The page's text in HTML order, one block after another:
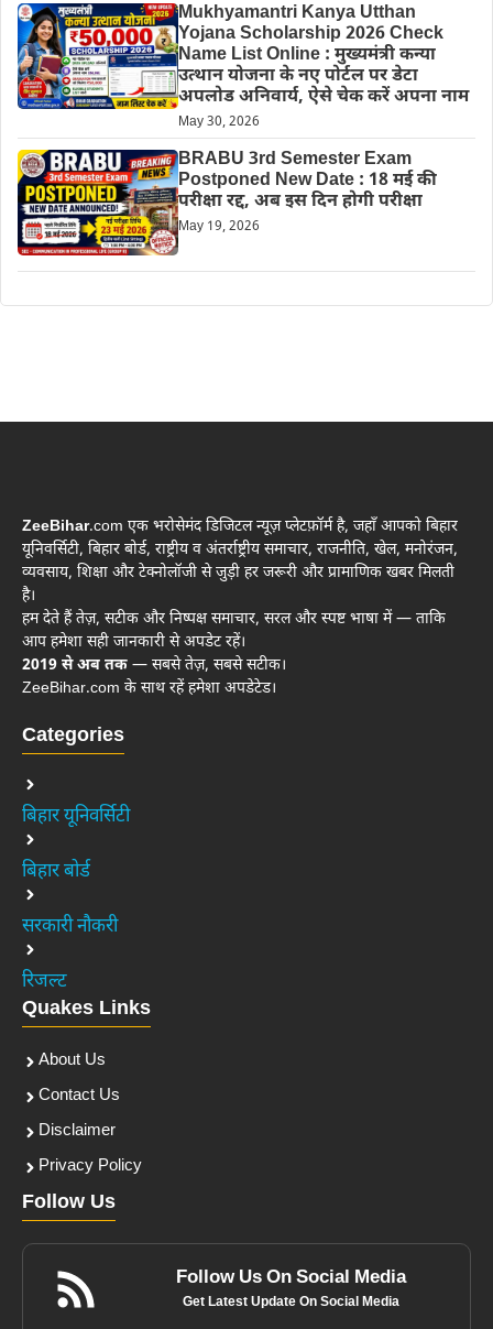
Mukhyamantri Kanya Utthan
Yojana Scholarship 2026 Check
Name List Online : मुख्यमंत्री कन्या
उत्थान योजना के नए पोर्टल पर डेटा
अपलोड अनिवार्य, ऐसे चेक करें अपना नाम
May 30, 2026
BRABU 3rd Semester Exam
Postponed New Date : 18 मई की
परीक्षा रद्द, अब इस दिन होगी परीक्षा
May 19, 2026
ZeeBihar.com एक भरोसेमंद डिजिटल न्यूज़ प्लेटफ़ॉर्म है, जहाँ आपको बिहार
यूनिवर्सिटी, बिहार बोर्ड, राष्ट्रीय व अंतर्राष्ट्रीय समाचार, राजनीति, खेल, मनोरंजन,
व्यवसाय, शिक्षा और टेक्नोलॉजी से जुड़ी हर जरूरी और प्रामाणिक खबर मिलती
है।
हम देते हैं तेज़, सटीक और निष्पक्ष समाचार, सरल और स्पष्ट भाषा में — ताकि
आप हमेशा सही जानकारी से अपडेट रहें।
2019 से अब तक — सबसे तेज़, सबसे सटीक।
ZeeBihar.com के साथ रहें हमेशा अपडेटेड।
Categories
बिहार यूनिवर्सिटी
बिहार बोर्ड
सरकारी नौकरी
रिजल्ट
Quakes Links
About Us
Contact Us
Disclaimer
Privacy Policy
Follow Us
Follow Us On Social Media
Get Latest Update On Social Media